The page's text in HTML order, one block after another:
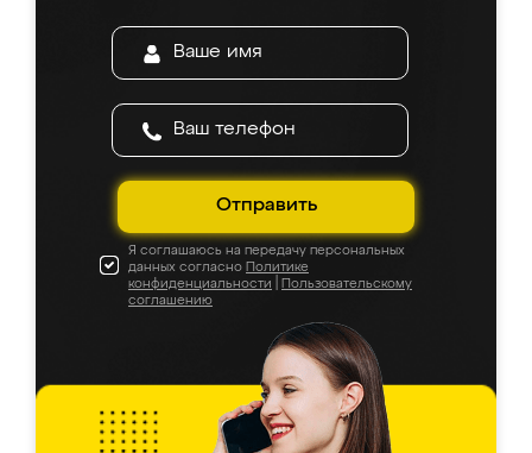
Отправить
Я соглашаюсь на передачу персональных
данных согласно Политике
конфиденциальности
Пользовательскому
соглашению